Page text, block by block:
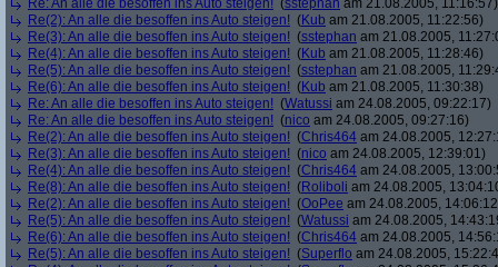
Re: An alle die besoffen ins Auto steigen! (sstephan am 21.08.2005, 11:16:57)
Re(2): An alle die besoffen ins Auto steigen! (Kub am 21.08.2005, 11:22:56)
Re(3): An alle die besoffen ins Auto steigen! (sstephan am 21.08.2005,
Re(4): An alle die besoffen ins Auto steigen! (Kub am 21.08.2005, 11:28:46)
Re(5): An alle die besoffen ins Auto steigen! (sstephan am 21.08.2005,
Re(6): An alle die besoffen ins Auto steigen! (Kub am 21.08.2005, 11:30:38)
Re: An alle die besoffen ins Auto steigen! (Watussi am 24.08.2005, 09:22:17)
Re: An alle die besoffen ins Auto steigen! (nico am 24.08.2005, 09:27:16)
Re(2): An alle die besoffen ins Auto steigen! (Chris464 am 24.08.2005,
Re(3): An alle die besoffen ins Auto steigen! (nico am 24.08.2005, 12:39:01)
Re(4): An alle die besoffen ins Auto steigen! (Chris464 am 24.08.2005,
Re(8): An alle die besoffen ins Auto steigen! (Roliboli am 24.08.2005,
Re(2): An alle die besoffen ins Auto steigen! (OoPee am 24.08.2005,
Re(5): An alle die besoffen ins Auto steigen! (Watussi am 24.08.2005,
Re(6): An alle die besoffen ins Auto steigen! (Chris464 am 24.08.2005,
Re(5): An alle die besoffen ins Auto steigen! (Superflo am 24.08.2005,